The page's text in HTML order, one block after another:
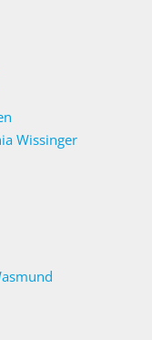
Wissinger